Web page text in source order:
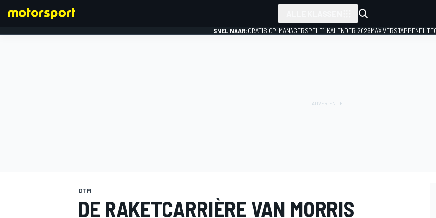
SNEL NAAR:GRATIS GP-MANAGERSPEL F1-KALENDER 2026MAX VERSTAPPENF1-
DTM
DE RAKETCARRIÈRE VAN MORRIS